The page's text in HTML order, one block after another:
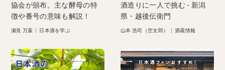
協会が頒布。主な酵母の特
徴や番号の意味も解説！
瀬良 万葉 日本酒を学ぶ
酒造りに一人で挑む - 新潟
県・越後伝衛門
山本 浩司（空太郎） 酒蔵情報